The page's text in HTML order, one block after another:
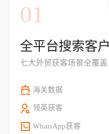
01
全平台搜索客户
七大外贸获客场景全覆盖
海关数据
领英获客
WhatsApp获客